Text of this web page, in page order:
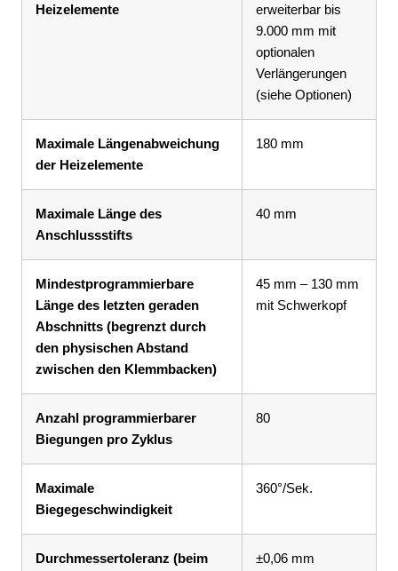
Heizelemente
erweiterbar bis
9.000 mm mit
optionalen
Verlängerungen
(siehe Optionen)
Maximale Längenabweichung
der Heizelemente
180 mm
Maximale Länge des
Anschlussstifts
40 mm
Mindestprogrammierbare
Länge des letzten geraden
Abschnitts (begrenzt durch
den physischen Abstand
zwischen den Klemmbacken)
45 mm – 130 mm
mit Schwerkopf
Anzahl programmierbarer
Biegungen pro Zyklus
80
Maximale
Biegegeschwindigkeit
360°/Sek.
Durchmessertoleranz (beim
±0,06 mm